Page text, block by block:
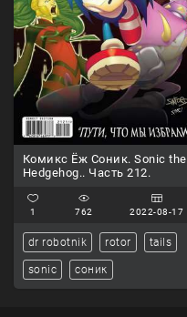
Комикс Ёж Соник. Sonic the
Hedgehog.. Часть 212.
1 762 2022-08-17
dr robotnik rotor tails
sonic соник